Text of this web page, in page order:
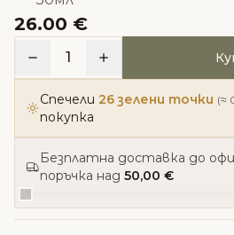
26.00 €
1
Спечели 26 зелени точки (≈
покупка
Безплатна доставка до
поръчка над 50,00 €